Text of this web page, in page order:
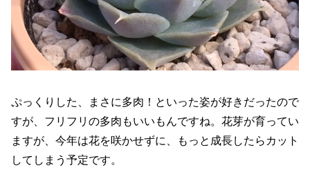
ぷっくりした、まさに多肉！といった姿が好きだったので
すが、フリフリの多肉もいいもんですね。花芽が育ってい
ますが、今年は花を咲かせずに、もっと成長したらカット
してしまう予定です。